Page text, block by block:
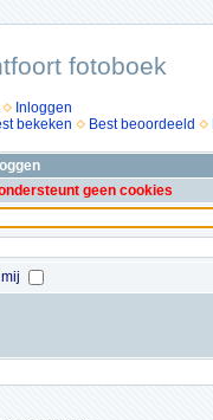
fotoboek
Inloggen
bekeken Best beoordeeld
geen cookies